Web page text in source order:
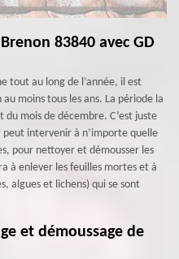
83840 avec GD
tout au long de l’année, il est
moins tous les ans. La période la
mois de décembre. C’est juste
peut intervenir à n’importe quelle
pour nettoyer et démousser les
à enlever les feuilles mortes et à
algues et lichens) qui se sont
et démoussage de